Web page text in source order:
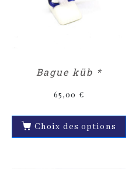
Bague küb *
65,00 €
Choix des options